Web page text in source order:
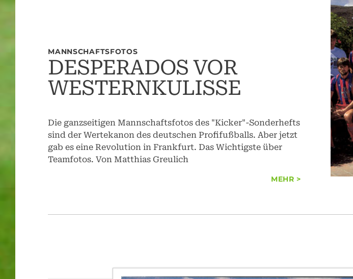
MANNSCHAFTSFOTOS
DESPERADOS VOR
WESTERNKULISSE
Die ganzseitigen Mannschaftsfotos des "Kicker"-Sonderhefts
sind der Wertekanon des deutschen Profifußballs. Aber jetzt
gab es eine Revolution in Frankfurt. Das Wichtigste über
Teamfotos. Von Matthias Greulich
MEHR >